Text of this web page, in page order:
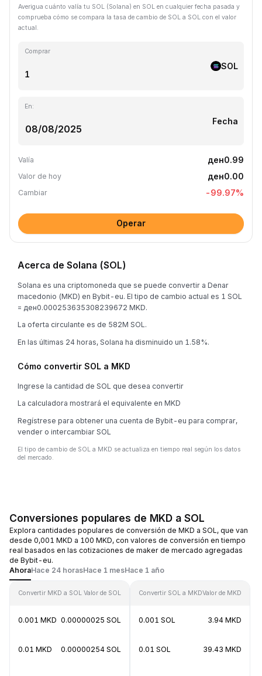
Averigua cuánto valía tu SOL (Solana) en SOL en cualquier fecha pasada y
comprueba cómo se compara la tasa de cambio de SOL a SOL con el valor
actual.
Comprar
SOL
En:
Fecha
Valía ден0.99
Valor de hoy ден0.00
Cambiar -99.97%
Operar
Acerca de Solana (SOL)
Solana es una criptomoneda que se puede convertir a Denar
macedonio (MKD) en Bybit-eu. El tipo de cambio actual es 1 SOL
= ден0.000253635308239672 MKD.
La oferta circulante es de 582M SOL.
En las últimas 24 horas, Solana ha disminuido un 1.58%.
Cómo convertir SOL a MKD
Ingrese la cantidad de SOL que desea convertir
La calculadora mostrará el equivalente en MKD
Regístrese para obtener una cuenta de Bybit-eu para comprar,
vender o intercambiar SOL
El tipo de cambio de SOL a MKD se actualiza en tiempo real según los datos
del mercado.
Conversiones populares de MKD a SOL
Explora cantidades populares de conversión de MKD a SOL, que van
desde 0,001 MKD a 100 MKD, con valores de conversión en tiempo
real basados en las cotizaciones de maker de mercado agregadas
de Bybit-eu.
AhoraHace 24 horasHace 1 mesHace 1 año
Convertir MKD a SOL Valor de SOL
0.001 MKD 0.00000025 SOL
0.01 MKD 0.00000254 SOL
Convertir SOL a MKDValor de MKD
0.001 SOL 3.94 MKD
0.01 SOL 39.43 MKD